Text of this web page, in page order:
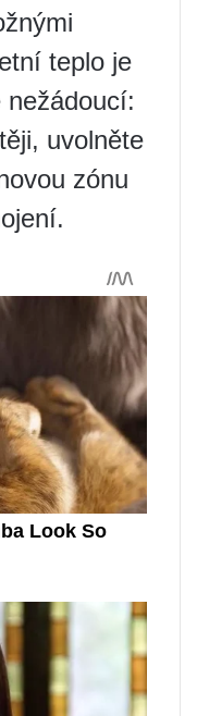
teplo je
uvolněte
zónu